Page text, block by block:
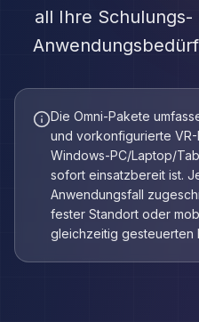
all Ihre
Die Omni-Pakete
und vorkonfigurierte VR-
Windows-PC/Laptop/
sofort einsatzbereit ist.
Anwendungsfall
fester Standort oder
gleichzeitig gesteuerten